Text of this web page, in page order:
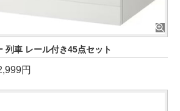
列車 レール付き45点セット
円